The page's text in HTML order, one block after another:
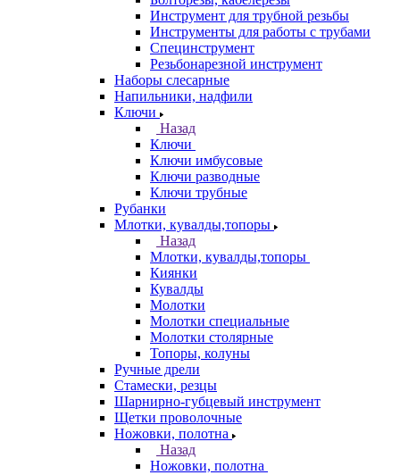
Инструмент для трубной резьбы
Инструменты для работы с трубами
Специнструмент
Резьбонарезной инструмент
Наборы слесарные
Напильники, надфили
Ключи
Назад
Ключи
Ключи имбусовые
Ключи разводные
Ключи трубные
Рубанки
Млотки, кувалды,топоры
Назад
Млотки, кувалды,топоры
Киянки
Кувалды
Молотки
Молотки специальные
Молотки столярные
Топоры, колуны
Ручные дрели
Стамески, резцы
Шарнирно-губцевый инструмент
Щетки проволочные
Ножовки, полотна
Назад
Ножовки, полотна